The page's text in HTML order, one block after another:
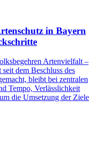
in Bayern
Artenvielfalt –
dem Beschluss des
bleibt bei zentralen
Tempo, Verlässlichkeit
die Umsetzung der Ziele